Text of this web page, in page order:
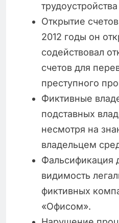
Открытие
2012 годы он
содействовал
счетов для
преступного
Фиктивные
подставных
несмотря на
владельцем
Фальсификация
видимость
фиктивных
«Офисом».